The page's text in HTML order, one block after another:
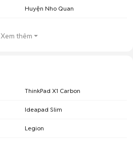
Huyện Nho Quan
Xem thêm
ThinkPad X1 Carbon
Ideapad Slim
Legion